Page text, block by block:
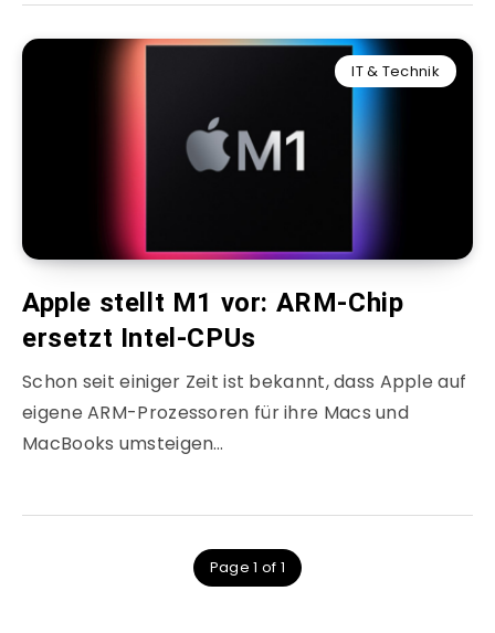
IT & Technik
Apple stellt M1 vor: ARM-Chip
ersetzt Intel-CPUs
Schon seit einiger Zeit ist bekannt, dass Apple auf
eigene ARM-Prozessoren für ihre Macs und
MacBooks umsteigen…
Page 1 of 1